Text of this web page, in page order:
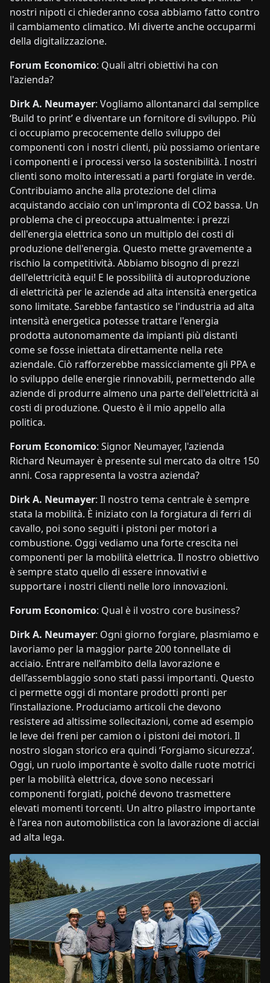
nostri nipoti ci chiederanno cosa abbiamo fatto contro
il cambiamento climatico. Mi diverte anche occuparmi
della digitalizzazione.
Forum Economico: Quali altri obiettivi ha con
l'azienda?
Dirk A. Neumayer: Vogliamo allontanarci dal semplice
‘Build to print’ e diventare un fornitore di sviluppo. Più
ci occupiamo precocemente dello sviluppo dei
componenti con i nostri clienti, più possiamo orientare
i componenti e i processi verso la sostenibilità. I nostri
clienti sono molto interessati a parti forgiate in verde.
Contribuiamo anche alla protezione del clima
acquistando acciaio con un'impronta di CO2 bassa. Un
problema che ci preoccupa attualmente: i prezzi
dell'energia elettrica sono un multiplo dei costi di
produzione dell'energia. Questo mette gravemente a
rischio la competitività. Abbiamo bisogno di prezzi
dell'elettricità equi! E le possibilità di autoproduzione
di elettricità per le aziende ad alta intensità energetica
sono limitate. Sarebbe fantastico se l'industria ad alta
intensità energetica potesse trattare l'energia
prodotta autonomamente da impianti più distanti
come se fosse iniettata direttamente nella rete
aziendale. Ciò rafforzerebbe massicciamente gli PPA e
lo sviluppo delle energie rinnovabili, permettendo alle
aziende di produrre almeno una parte dell'elettricità ai
costi di produzione. Questo è il mio appello alla
politica.
Forum Economico: Signor Neumayer, l'azienda
Richard Neumayer è presente sul mercato da oltre 150
anni. Cosa rappresenta la vostra azienda?
Dirk A. Neumayer: Il nostro tema centrale è sempre
stata la mobilità. È iniziato con la forgiatura di ferri di
cavallo, poi sono seguiti i pistoni per motori a
combustione. Oggi vediamo una forte crescita nei
componenti per la mobilità elettrica. Il nostro obiettivo
è sempre stato quello di essere innovativi e
supportare i nostri clienti nelle loro innovazioni.
Forum Economico: Qual è il vostro core business?
Dirk A. Neumayer: Ogni giorno forgiare, plasmiamo e
lavoriamo per la maggior parte 200 tonnellate di
acciaio. Entrare nell’ambito della lavorazione e
dell’assemblaggio sono stati passi importanti. Questo
ci permette oggi di montare prodotti pronti per
l’installazione. Produciamo articoli che devono
resistere ad altissime sollecitazioni, come ad esempio
le leve dei freni per camion o i pistoni dei motori. Il
nostro slogan storico era quindi ‘Forgiamo sicurezza’.
Oggi, un ruolo importante è svolto dalle ruote motrici
per la mobilità elettrica, dove sono necessari
componenti forgiati, poiché devono trasmettere
elevati momenti torcenti. Un altro pilastro importante
è l'area non automobilistica con la lavorazione di acciai
ad alta lega.